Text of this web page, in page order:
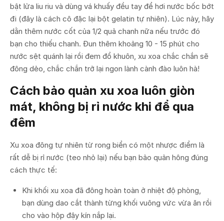
bật lửa liu riu và dùng vá khuấy đều tay để hơi nước bốc bớt
đi (đây là cách cô đặc lại bột gelatin tự nhiên). Lúc này, hãy
dằn thêm nước cốt của 1/2 quả chanh nữa nếu trước đó
bạn cho thiếu chanh. Đun thêm khoảng 10 - 15 phút cho
nước sệt quánh lại rồi đem đổ khuôn, xu xoa chắc chắn sẽ
đông dẻo, chắc chắn trở lại ngon lành cành đào luôn hà!
Cách bảo quản xu xoa luôn giòn
mát, không bị rỉ nước khi để qua
đêm
Xu xoa đông tự nhiên từ rong biển có một nhược điểm là
rất dễ bị rỉ nước (teo nhỏ lại) nếu bạn bảo quản hông đúng
cách thực tế:
Khi khối xu xoa đã đông hoàn toàn ở nhiệt độ phòng,
bạn dùng dao cắt thành từng khối vuông vức vừa ăn rồi
cho vào hộp đậy kín nắp lại.